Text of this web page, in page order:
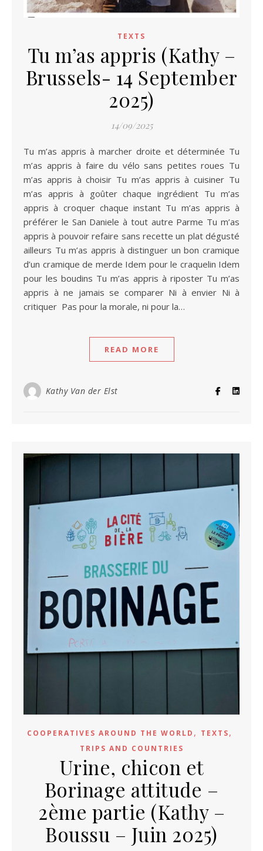
TEXTS
Tu m’as appris (Kathy –
Brussels- 14 September
2025)
14/09/2025
Tu m’as appris à marcher droite et déterminée Tu
m’as appris à faire du vélo sans petites roues Tu
m’as appris à choisir Tu m’as appris à cuisiner Tu
m’as appris à goûter chaque ingrédient Tu m’as
appris à croquer chaque instant Tu m’as appris à
préférer le San Daniele à tout autre Parme Tu m’as
appris à pouvoir refaire sans recette un plat dégusté
ailleurs Tu m’as appris à distinguer un bon cramique
d’un cramique de merde Idem pour le craquelin Idem
pour les boudins Tu m’as appris à riposter Tu m’as
appris à ne jamais se comparer Ni à envier Ni à
critiquer Pas pour la morale, ni pour la…
READ MORE
Kathy Van der Elst
COOPERATIVES AROUND THE WORLD , TEXTS,
TRIPS AND COUNTRIES
Urine, chicon et
Borinage attitude –
2ème partie (Kathy –
Boussu – Juin 2025)